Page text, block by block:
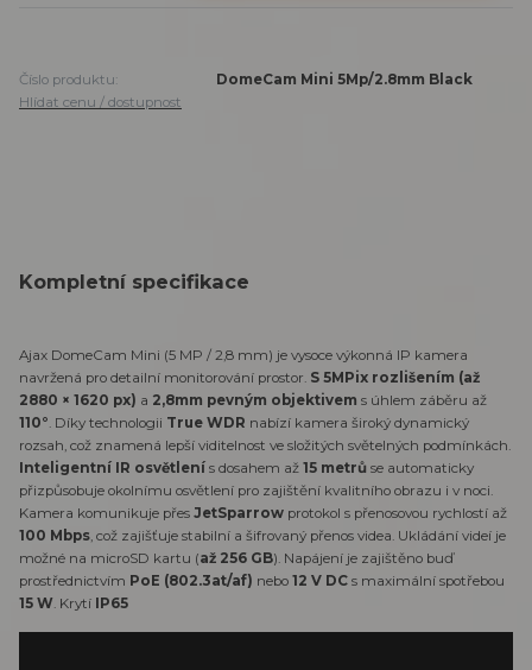
Číslo produktu:
DomeCam Mini 5Mp/2.8mm Black
Hlídat cenu / dostupnost
Kompletní specifikace
Ajax DomeCam Mini (5 MP / 2,8 mm) je vysoce výkonná IP kamera
navržená pro detailní monitorování prostor. S 5MPix rozlišením (až
2880 × 1620 px) a 2,8mm pevným objektivem s úhlem záběru až
110°. Díky technologii True WDR nabízí kamera široký dynamický
rozsah, což znamená lepší viditelnost ve složitých světelných podmínkách.
Inteligentní IR osvětlení s dosahem až 15 metrů se automaticky
přizpůsobuje okolnímu osvětlení pro zajištění kvalitního obrazu i v noci.
Kamera komunikuje přes JetSparrow protokol s přenosovou rychlostí až
100 Mbps, což zajišťuje stabilní a šifrovaný přenos videa. Ukládání videí je
možné na microSD kartu (až 256 GB). Napájení je zajištěno buď
prostřednictvím PoE (802.3at/af) nebo 12 V DC s maximální spotřebou
15 W. Krytí IP65